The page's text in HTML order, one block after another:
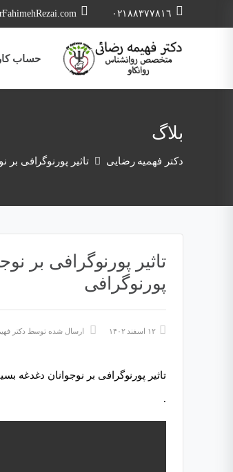
٠٢١٨٨٣٧٧٨١٦
حساب
بلاگ
دکتر فهمیه رضایی تاثیر پورنوگرافی
تاثیر پورنوگرافی بر
پورنوگرافی
۱۲ اسفند ۱۴۰۲ ارسال شده توسط دکتر
تاثیر پورنوگرافی بر نوجوانان دغدغه
.